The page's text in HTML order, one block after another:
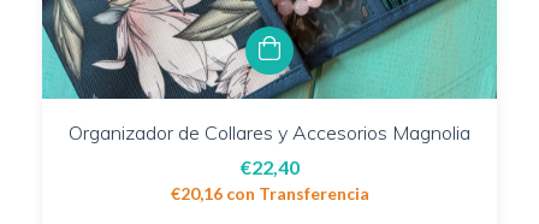
Organizador de Collares y Accesorios Magnolia
€22,40
€20,16 con Transferencia